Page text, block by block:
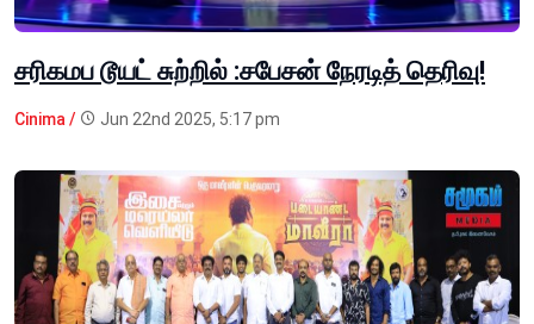
சரிகமப டூயட் சுற்றில் :சபேசன் நேரடித் தெரிவு!
Cinima / Jun 22nd 2025, 5:17 pm